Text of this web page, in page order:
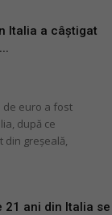
Italia a câștigat
de euro a fost
după ce
din greșeală,
21 ani din Italia se